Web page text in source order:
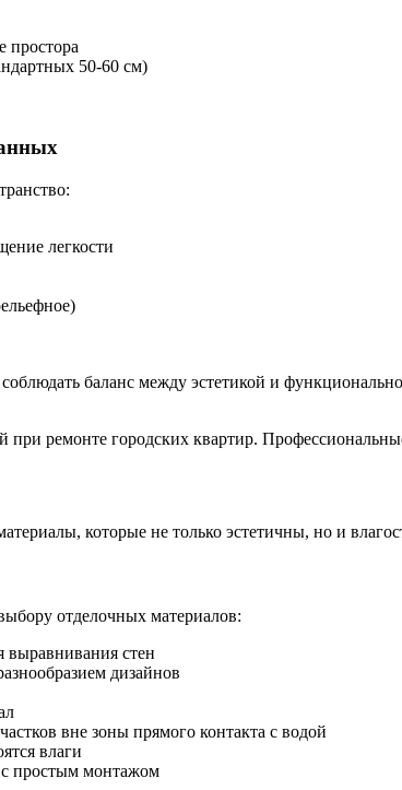
простора
50-60 см)
легкости
баланс между эстетикой и
при ремонте городских квартир.
которые не только эстетичны, но и
отделочных материалов:
стен
дизайнов
вне зоны прямого контакта с водой
влаги
простым монтажом